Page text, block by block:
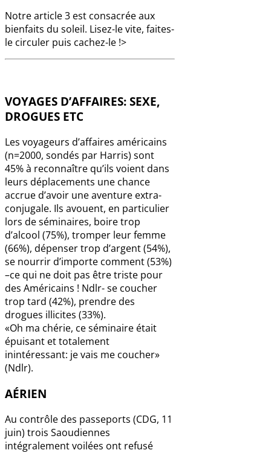
Notre article 3 est consacrée aux
bienfaits du soleil. Lisez-le vite, faites-
le circuler puis cachez-le !>
VOYAGES D’AFFAIRES: SEXE,
DROGUES ETC
Les voyageurs d’affaires américains
(n=2000, sondés par Harris) sont
45% à reconnaître qu’ils voient dans
leurs déplacements une chance
accrue d’avoir une aventure extra-
conjugale. Ils avouent, en particulier
lors de séminaires, boire trop
d’alcool (75%), tromper leur femme
(66%), dépenser trop d’argent (54%),
se nourrir d’importe comment (53%)
–ce qui ne doit pas être triste pour
des Américains ! Ndlr- se coucher
trop tard (42%), prendre des
drogues illicites (33%).
«Oh ma chérie, ce séminaire était
épuisant et totalement
inintéressant: je vais me coucher»
(Ndlr).
AÉRIEN
Au contrôle des passeports (CDG, 11
juin) trois Saoudiennes
intégralement voilées ont refusé